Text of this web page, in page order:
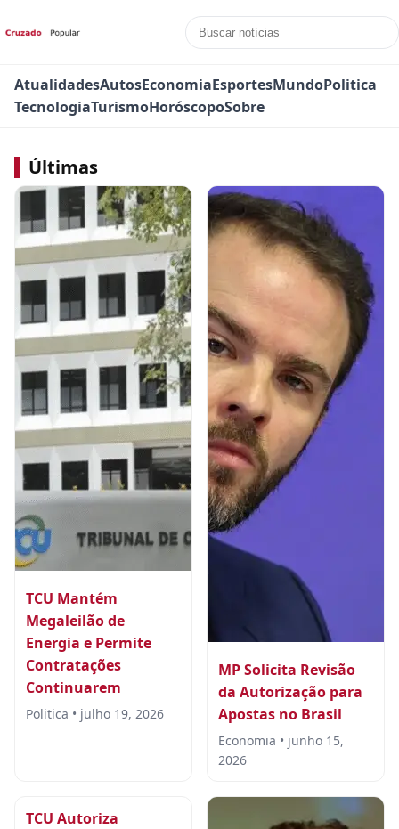
AtualidadesAutosEconomiaEsportesMundoPolitica
TecnologiaTurismoHoróscopoSobre
Últimas
TCU Mantém
Megaleilão de
Energia e Permite
Contratações
Continuarem
Politica • julho 19, 2026
MP Solicita Revisão
da Autorização para
Apostas no Brasil
Economia • junho 15,
2026
TCU Autoriza